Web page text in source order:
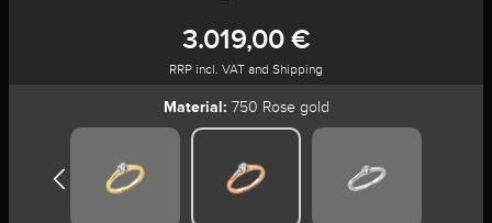
3.019,00 €
RRP incl. VAT and Shipping
Material: 750 Rose gold